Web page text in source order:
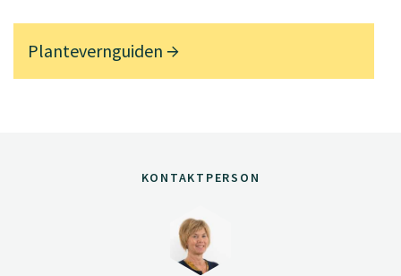
Plantevernguiden
KONTAKTPERSON